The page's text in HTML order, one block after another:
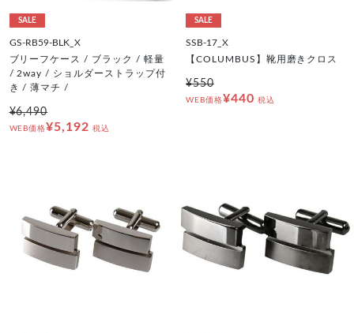
SALE
GS-RB59-BLK_X
ブリーフケース / ブラック / 軽量
/ 2way / ショルダーストラップ付
き / 薄マチ /
¥6,490
WEB価格¥5,192 税込
SALE
SSB-17_X
【COLUMBUS】靴用磨きクロス
¥550
WEB価格¥440 税込